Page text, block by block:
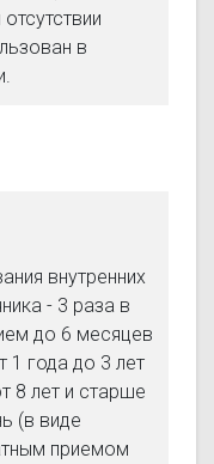
в
внутренних
- 3 раза в
до 6 месяцев
1 года до 3 лет
8 лет и старше
(в виде
приемом